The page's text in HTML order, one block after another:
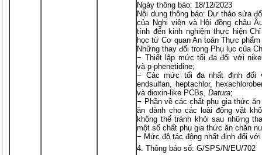
Ngày thông báo: 18/12/2023
Nội dung thông báo: Dự thảo sửa
của Nghị viện và Hội đồng châu
tính đến kinh nghiệm thực hiện
học từ Cơ quan An toàn Thực
Những thay đổi trong Phụ lục của
− Thiết lập mức tối đa đối với
và p-phenetidine;
− Các mức tối đa nhất định đối
endsulfan, heptachlor,
và dioxin-like PCBs,Datura;
− Phần về các chất phụ gia thức
ăn dành cho các loài động vật
không thể tránh khỏi sau những
một số chất phụ gia thức ăn chăn
− Mức độ tác động nhất định đối
Thông báo số: G/SPS/N/EU/702